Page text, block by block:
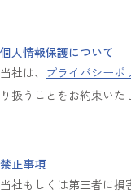
個人情報保護について
当社は、 プライバシーポ
り扱うことをお約束いた
禁止事項
当社もしくは第三者に損